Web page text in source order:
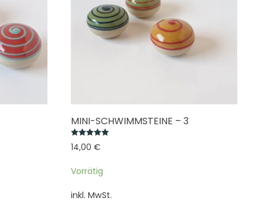
MINI-SCHWIMMSTEINE – 3
14,00 €
Vorrätig
inkl. MwSt.